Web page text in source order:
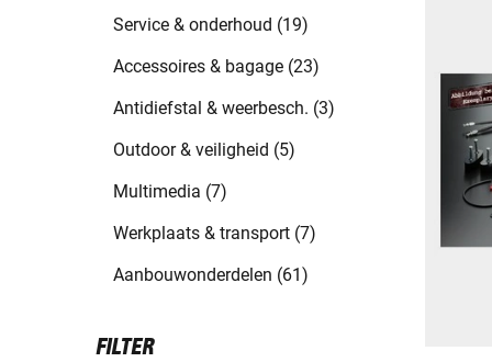
Service & onderhoud (19)
Accessoires & bagage (23)
Antidiefstal & weerbesch. (3)
Outdoor & veiligheid (5)
Multimedia (7)
Werkplaats & transport (7)
Aanbouwonderdelen (61)
FILTER